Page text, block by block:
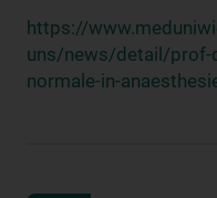
https://
uns/news/detail/prof-
normale-in-